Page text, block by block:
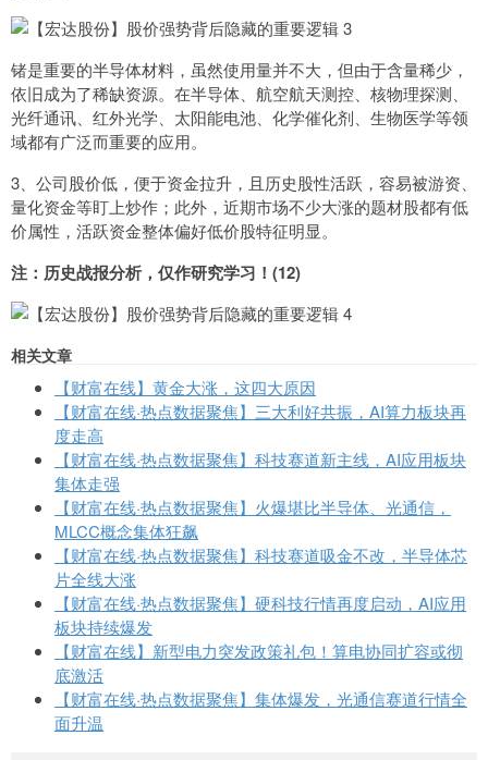
锗是重要的半导体材料，虽然使用量并不大，但由于含量稀少，
依旧成为了稀缺资源。在半导体、航空航天测控、核物理探测、
光纤通讯、红外光学、太阳能电池、化学催化剂、生物医学等领
域都有广泛而重要的应用。
3、公司股价低，便于资金拉升，且历史股性活跃，容易被游资、
量化资金等盯上炒作；此外，近期市场不少大涨的题材股都有低
价属性，活跃资金整体偏好低价股特征明显。
注：历史战报分析，仅作研究学习！(12)
相关文章
【财富在线】黄金大涨，这四大原因
【财富在线·热点数据聚焦】三大利好共振，AI算力板块再
度走高
【财富在线·热点数据聚焦】科技赛道新主线，AI应用板块
集体走强
【财富在线·热点数据聚焦】火爆堪比半导体、光通信，
MLCC概念集体狂飙
【财富在线·热点数据聚焦】科技赛道吸金不改，半导体芯
片全线大涨
【财富在线·热点数据聚焦】硬科技行情再度启动，AI应用
板块持续爆发
【财富在线】新型电力突发政策礼包！算电协同扩容或彻
底激活
【财富在线·热点数据聚焦】集体爆发，光通信赛道行情全
面升温